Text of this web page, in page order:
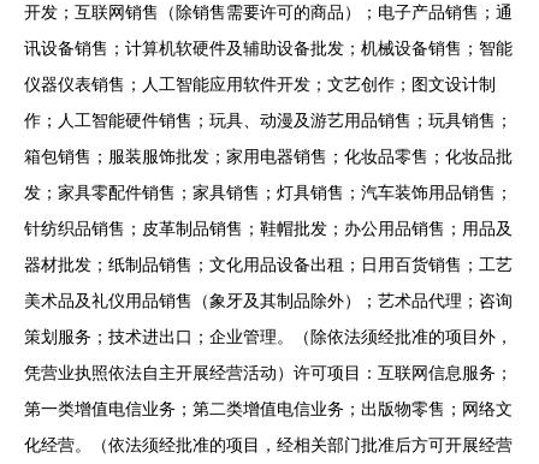
开发；互联网销售（除销售需要许可的商品）；电子产品销售；通
讯设备销售；计算机软硬件及辅助设备批发；机械设备销售；智能
仪器仪表销售；人工智能应用软件开发；文艺创作；图文设计制
作；人工智能硬件销售；玩具、动漫及游艺用品销售；玩具销售；
箱包销售；服装服饰批发；家用电器销售；化妆品零售；化妆品批
发；家具零配件销售；家具销售；灯具销售；汽车装饰用品销售；
针纺织品销售；皮革制品销售；鞋帽批发；办公用品销售；用品及
器材批发；纸制品销售；文化用品设备出租；日用百货销售；工艺
美术品及礼仪用品销售（象牙及其制品除外）；艺术品代理；咨询
策划服务；技术进出口；企业管理。（除依法须经批准的项目外，
凭营业执照依法自主开展经营活动）许可项目：互联网信息服务；
第一类增值电信业务；第二类增值电信业务；出版物零售；网络文
化经营。（依法须经批准的项目，经相关部门批准后方可开展经营